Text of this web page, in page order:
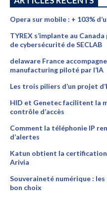
Opera sur mobile : + 103%
TYREX s’implante au
de cybersécurité de SECLAB
delaware France
manufacturing piloté par l’IA
Les trois piliers d’un projet
HID et Genetec facilitent la
contrôle d’accès
Comment la téléphonie IP
d’alertes
Katun obtient la certification
Arivia
Souveraineté numérique :
bon choix